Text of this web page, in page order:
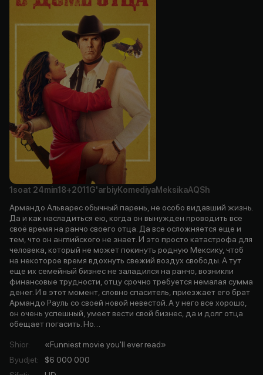
1soat 24min18+2011 G'arbiyKomediyaMeksikaAQSh
Армандо Альварес обычный парень, не особо видавший жизнь.
Да и как насладиться ею, когда он вынужден проводить все
своё время на ранчо своего отца. Да все осложняется еще и
тем, что он английского не знает. И это просто катастрофа для
человека, который не может покинуть родную Мексику, чтоб
на некоторое время вдохнуть свежий воздух свободы. А тут
еще их семейный бизнес не заладился на ранчо, возникли
финансовые трудности, отцу срочно требуется немалая сумма
денег. И в этот момент, словно спаситель, приезжает его брат
Армандо Рауль со своей новой невестой. А у него все хорошо,
он очень успешный, умеет вести свой бизнес, да и долг отца
обещает погасить. Но…
Shior:
«Funniest movie you'll ever read»
Byudjet:
$6 000 000